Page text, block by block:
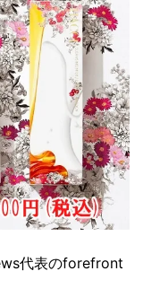
代表のforefront